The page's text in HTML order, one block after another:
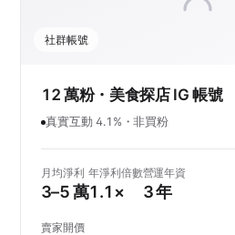
社群帳號
12 萬粉・美食探店 IG 帳號
真實互動 4.1%・非買粉
月均淨利
3–5 萬
年淨利倍數
1.1×
營運年資
3 年
賣家開價